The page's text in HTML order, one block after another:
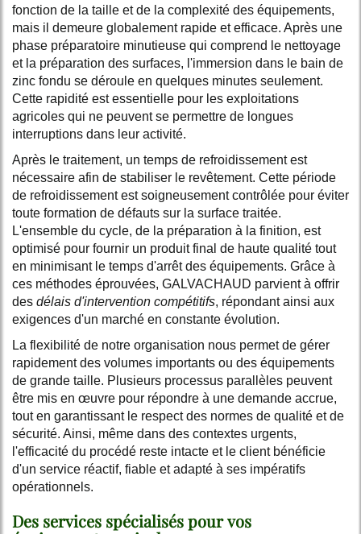
fonction de la taille et de la complexité des équipements,
mais il demeure globalement rapide et efficace. Après une
phase préparatoire minutieuse qui comprend le nettoyage
et la préparation des surfaces, l'immersion dans le bain de
zinc fondu se déroule en quelques minutes seulement.
Cette rapidité est essentielle pour les exploitations
agricoles qui ne peuvent se permettre de longues
interruptions dans leur activité.
Après le traitement, un temps de refroidissement est
nécessaire afin de stabiliser le revêtement. Cette période
de refroidissement est soigneusement contrôlée pour éviter
toute formation de défauts sur la surface traitée.
L'ensemble du cycle, de la préparation à la finition, est
optimisé pour fournir un produit final de haute qualité tout
en minimisant le temps d'arrêt des équipements. Grâce à
ces méthodes éprouvées, GALVACHAUD parvient à offrir
des délais d'intervention compétitifs, répondant ainsi aux
exigences d'un marché en constante évolution.
La flexibilité de notre organisation nous permet de gérer
rapidement des volumes importants ou des équipements
de grande taille. Plusieurs processus parallèles peuvent
être mis en œuvre pour répondre à une demande accrue,
tout en garantissant le respect des normes de qualité et de
sécurité. Ainsi, même dans des contextes urgents,
l'efficacité du procédé reste intacte et le client bénéficie
d'un service réactif, fiable et adapté à ses impératifs
opérationnels.
Des services spécialisés pour vos